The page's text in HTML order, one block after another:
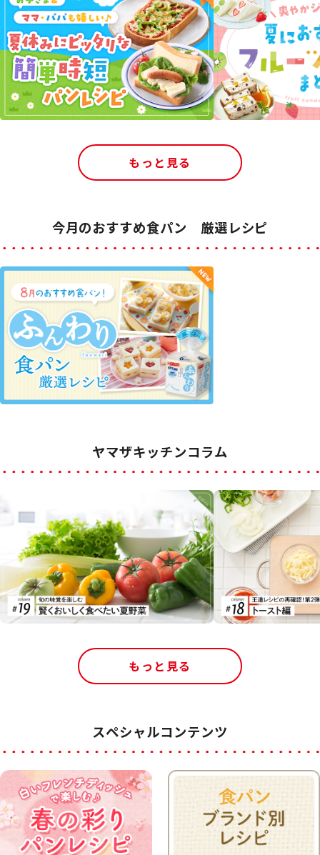
もっと見る
今月のおすすめ食パン 厳選レシピ
ヤマザキッチンコラム
もっと見る
スペシャルコンテンツ